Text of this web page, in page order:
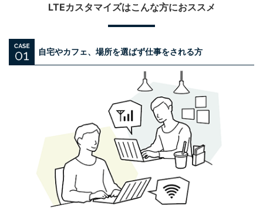
LTEカスタマイズはこんな方におススメ
⾃宅やカフェ、場所を選ばず仕事をされる⽅